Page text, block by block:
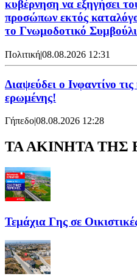
κυβέρνηση να εξηγήσει
προσώπων εκτός
το Γνωμοδοτικό
Πολιτική|08.08.2026 12:31
Διαψεύδει ο Ινφαντίνο
ερωμένης!
Γήπεδο|08.08.2026 12:28
ΤΑ ΑΚΙΝΗΤΑ ΤΗΣ
Τεμάχια Γης σε